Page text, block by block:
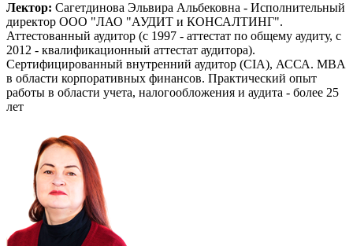
Лектор: Сагетдинова Эльвира Альбековна - Исполнительный
директор ООО "ЛАО "АУДИТ и КОНСАЛТИНГ".
Аттестованный аудитор (c 1997 - аттестат по общему аудиту, c
2012 - квалификационный аттестат аудитора).
Сертифицированный внутренний аудитор (CIA), АССА. MBA
в области корпоративных финансов. Практический опыт
работы в области учета, налогообложения и аудита - более 25
лет